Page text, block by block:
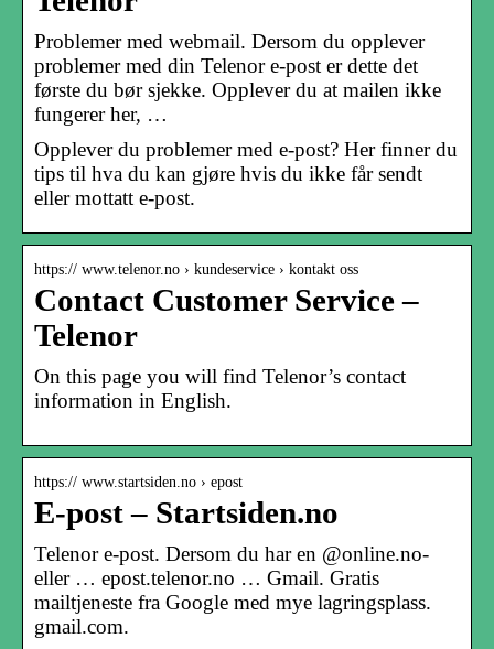
Problemer med webmail. Dersom du opplever
problemer med din Telenor e-post er dette det
første du bør sjekke. Opplever du at mailen ikke
fungerer her, …
Opplever du problemer med e-post? Her finner du
tips til hva du kan gjøre hvis du ikke får sendt
eller mottatt e-post.
https:// www.telenor.no › kundeservice › kontakt oss
Contact Customer Service –
Telenor
On this page you will find Telenor’s contact
information in English.
https:// www.startsiden.no › epost
E-post – Startsiden.no
Telenor e-post. Dersom du har en @online.no-
eller … epost.telenor.no … Gmail. Gratis
mailtjeneste fra Google med mye lagringsplass.
gmail.com.